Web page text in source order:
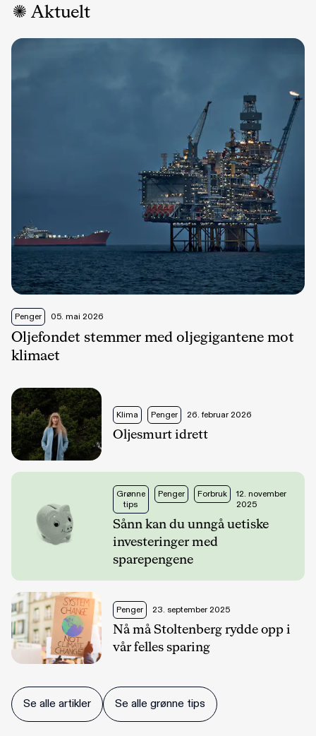
Aktuelt
Penger 05. mai 2026
Oljefondet stemmer med oljegigantene mot
klimaet
Klima Penger 26. februar 2026
Oljesmurt idrett
Grønne
tips
Penger Forbruk
12. november
2025
Sånn kan du unngå uetiske
investeringer med
sparepengene
Penger 23. september 2025
Nå må Stoltenberg rydde opp i
vår felles sparing
Se alle artikler Se alle grønne tips